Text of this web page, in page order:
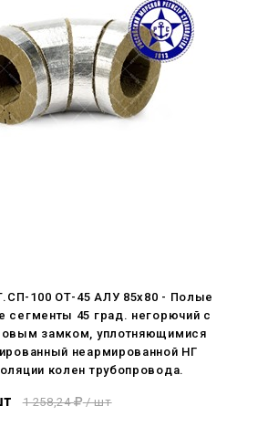
100 ОТ-45 АЛУ 85x80 - Полые
сегменты 45 град. негорючий c
замком, уплотняющимися
неармированной НГ
колен трубопровода.
1 258,24 / шт
Победы. Память, которая с